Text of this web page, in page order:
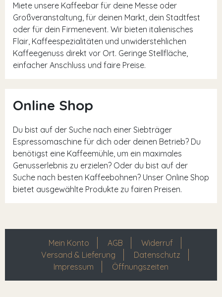
Miete unsere Kaffeebar für deine Messe oder
Großveranstaltung, für deinen Markt, dein Stadtfest
oder für dein Firmenevent. Wir bieten italienisches
Flair, Kaffeespezialitäten und unwiderstehlichen
Kaffeegenuss direkt vor Ort. Geringe Stellfläche,
einfacher Anschluss und faire Preise.
Online Shop
Du bist auf der Suche nach einer Siebträger
Espressomaschine für dich oder deinen Betrieb? Du
benötigst eine Kaffeemühle, um ein maximales
Genusserlebnis zu erzielen? Oder du bist auf der
Suche nach besten Kaffeebohnen? Unser Online Shop
bietet ausgewählte Produkte zu fairen Preisen.
Mein Konto AGB
Widerruf
Versand & Lieferung
Datenschutz
Impressum
Öffnungszeiten